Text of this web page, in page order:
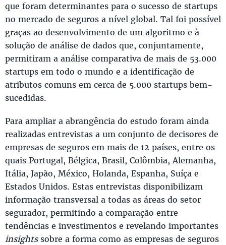
que foram determinantes para o sucesso de startups
no mercado de seguros a nível global. Tal foi possível
graças ao desenvolvimento de um algoritmo e à
solução de análise de dados que, conjuntamente,
permitiram a análise comparativa de mais de 53.000
startups em todo o mundo e a identificação de
atributos comuns em cerca de 5.000 startups bem-
sucedidas.
Para ampliar a abrangência do estudo foram ainda
realizadas entrevistas a um conjunto de decisores de
empresas de seguros em mais de 12 países, entre os
quais Portugal, Bélgica, Brasil, Colômbia, Alemanha,
Itália, Japão, México, Holanda, Espanha, Suíça e
Estados Unidos. Estas entrevistas disponibilizam
informação transversal a todas as áreas do setor
segurador, permitindo a comparação entre
tendências e investimentos e revelando importantes
insights sobre a forma como as empresas de seguros